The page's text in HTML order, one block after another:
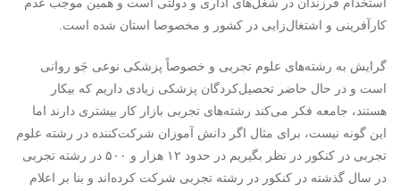
استخدام فرزندان در شغل‌های اداری و دولتی است و همین موجب عدم
کارآفرینی و اشتغال‌زایی در کشور و مخصوصا استان شده است.
گرایش به رشته‌های علوم تجربی و خصوصاً پزشکی نوعی جَو روانی
است و در حال حاضر تحصیل‌کردگان پزشکی زیادی داریم که بیکار
هستند، جامعه فکر می‌کند رشته‌های تجربی بازار کار بیشتری دارند اما
این گونه نیست، برای مثال اگر دانش آموزان شرکت‌کننده در رشته علوم
تجربی در کنکور در نظر بگیریم در حدود ۱۲ هزار و ۵۰۰ در رشته تجربی
در سال گذشته در کنکور در رشته تجربی شرکت کرده‌اند و بنا بر اعلام